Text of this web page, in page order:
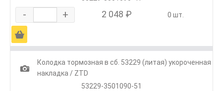
- + 2 048 ₽ 0 шт.
Ä
1
Колодка тормозная в сб. 53229 (литая) укороченная
накладка / ZTD
53229-3501090-51